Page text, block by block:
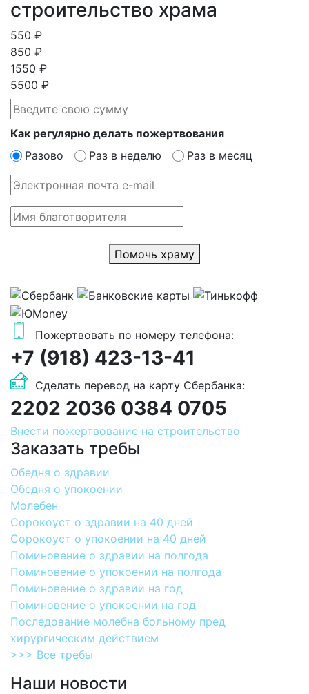
строительство храма
550 ₽
850 ₽
1550 ₽
5500 ₽
Как регулярно делать пожертвования
Разово
Раз в неделю Раз в месяц
Помочь храму
Пожертвовать по номеру телефона:
+7 (918) 423-13-41
Сделать перевод на карту Сбербанка:
2202 2036 0384 0705
Внести пожертвование на строительство
Заказать требы
Обедня о здравии
Обедня о упокоении
Молебен
Сорокоуст о здравии на 40 дней
Сорокоуст о упокоении на 40 дней
Поминовение о здравии на полгода
Поминовение о упокоении на полгода
Поминовение о здравии на год
Поминовение о упокоении на год
Последование молебна больному пред
хирургическим действием
>>> Все требы
Наши новости